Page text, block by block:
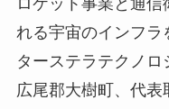
ロケット事業と通
れる宇宙のインフラ
ターステラテクノ
広尾郡大樹町、代